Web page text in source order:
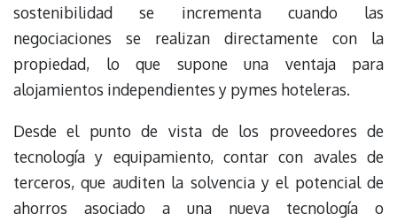
sostenibilidad se incrementa cuando las
negociaciones se realizan directamente con la
propiedad, lo que supone una ventaja para
alojamientos independientes y pymes hoteleras.
Desde el punto de vista de los proveedores de
tecnología y equipamiento, contar con avales de
terceros, que auditen la solvencia y el potencial de
ahorros asociado a una nueva tecnología o